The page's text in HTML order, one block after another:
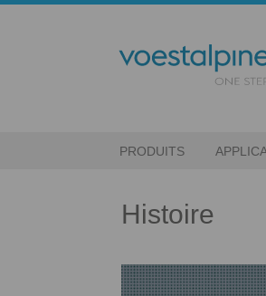
PRODUITS
Histoire